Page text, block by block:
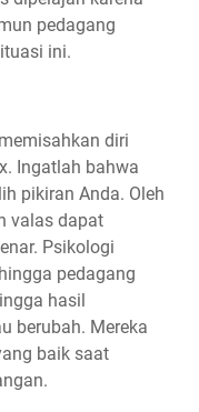
pedagang
ini.
diri
Ingatlah bahwa
pikiran Anda. Oleh
valas dapat
Psikologi
pedagang
hasil
berubah. Mereka
baik saat